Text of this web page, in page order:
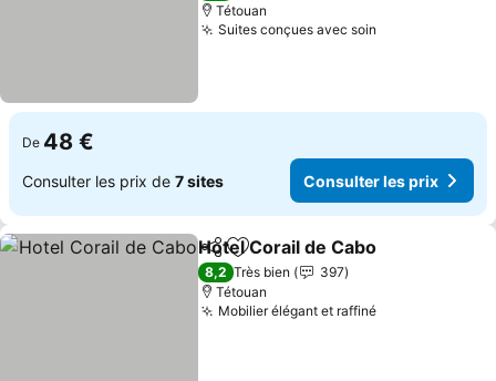
Tétouan
Suites conçues avec soin
De 48 €
Consulter les prix de 7 sites Consulter les prix
PartagerAjouter à mes favoris
Hotel Corail de Cabo
8,2 Très bien
397
Tétouan
Mobilier élégant et raffiné